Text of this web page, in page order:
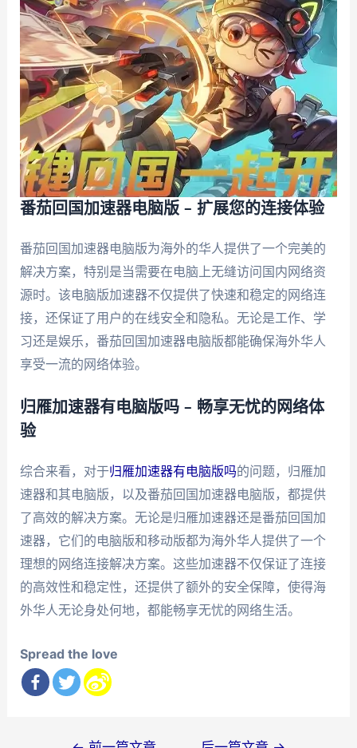
番茄回国加速器电脑版 – 扩展您的连接体验
番茄回国加速器电脑版为海外的华人提供了一个完美的
解决方案，特别是当需要在电脑上无缝访问国内网络资
源时。该电脑版加速器不仅提供了快速和稳定的网络连
接，还保证了用户的在线安全和隐私。无论是工作、学
习还是娱乐，番茄回国加速器电脑版都能确保海外华人
享受一流的网络体验。
归雁加速器有电脑版吗 – 畅享无忧的网络体
验
综合来看，对于归雁加速器有电脑版吗的问题，归雁加
速器和其电脑版，以及番茄回国加速器电脑版，都提供
了高效的解决方案。无论是归雁加速器还是番茄回国加
速器，它们的电脑版和移动版都为海外华人提供了一个
理想的网络连接解决方案。这些加速器不仅保证了连接
的高效性和稳定性，还提供了额外的安全保障，使得海
外华人无论身处何地，都能畅享无忧的网络生活。
Spread the love